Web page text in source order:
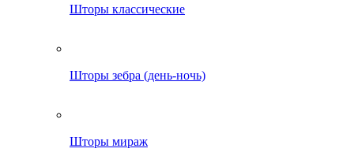
Шторы классические
Шторы зебра (день-ночь)
Шторы мираж